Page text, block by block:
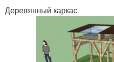
Деревянный каркас